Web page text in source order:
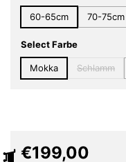
60-65cm 70-75cm
Select Farbe
Mokka Schlamm
€199,00